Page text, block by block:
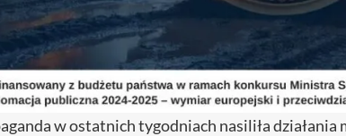
w ostatnich tygodniach nasiliła